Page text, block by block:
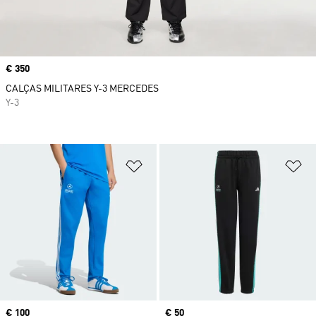
Adicionar à Lista de Desejos
Price
€ 100 Price
€ 50
Price
€ 350
CALÇAS MILITARES Y-3 MERCEDES
Y-3